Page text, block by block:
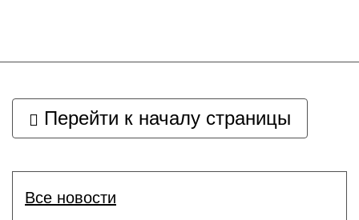
Перейти к началу страницы
Все новости